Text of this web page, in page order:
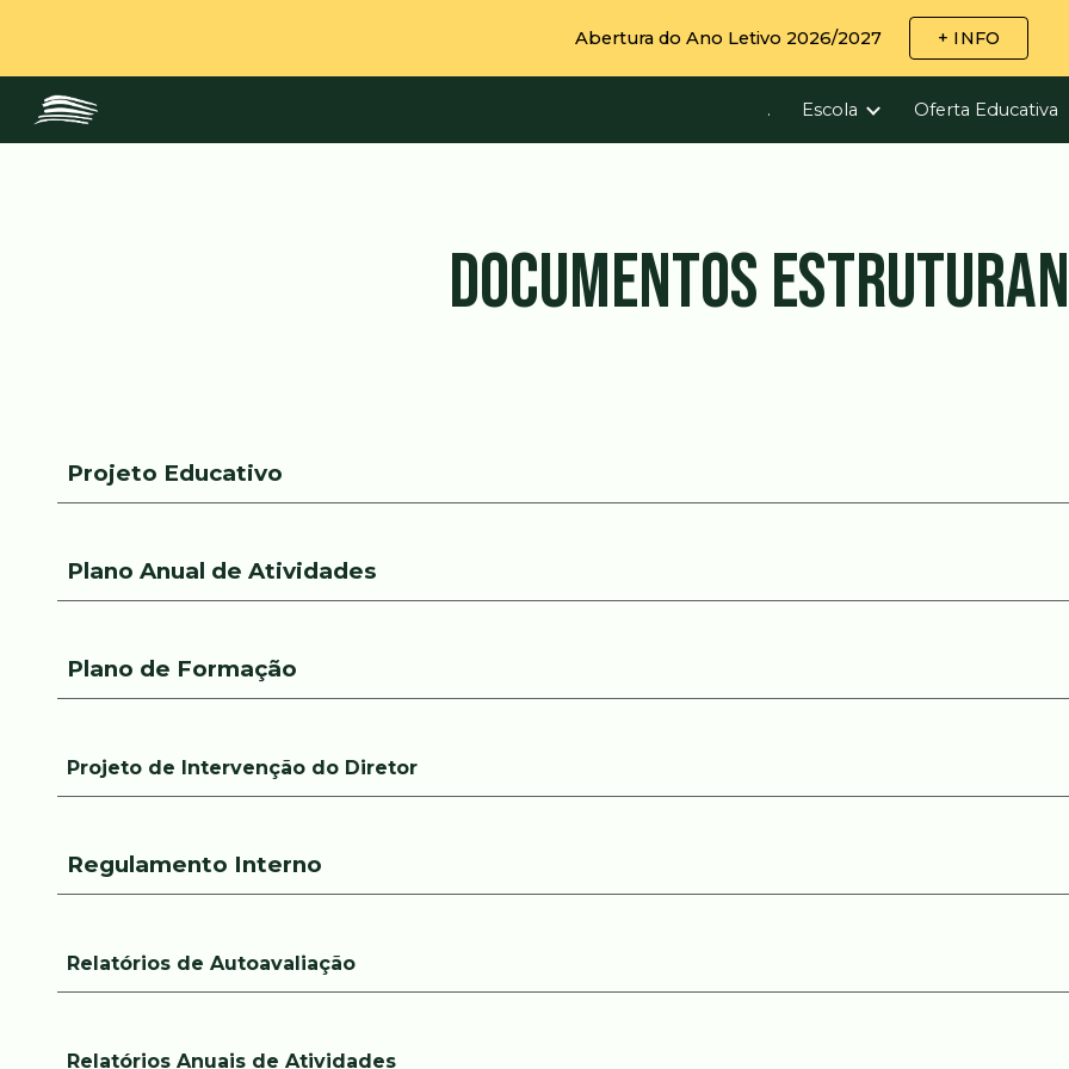
Skip to main content Skip to
Abertura do Ano Letivo 2026/2027 + INFO
. Escola Oferta Educativa
DOCUMENTOS
Projeto Educativo
Plano Anual de Atividades
Plano de Formação
Projeto de Intervenção do Diretor
Regulamento Interno
Relatórios de Autoavaliação
Relatórios Anuais de Atividades